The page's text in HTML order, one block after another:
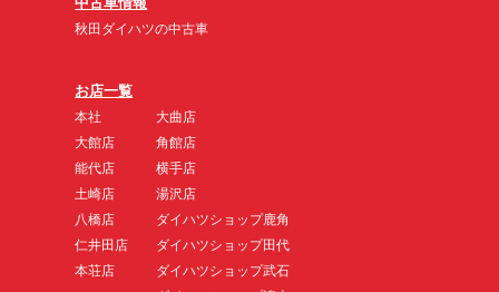
秋田ダイハツの中古車
お店一覧
本社
大館店
能代店
土崎店
八橋店
仁井田店
本荘店
大曲店
角館店
横手店
湯沢店
ダイハツショップ鹿角
ダイハツショップ田代
ダイハツショップ武石